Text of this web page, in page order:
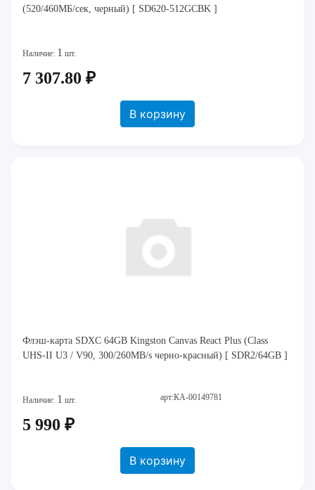
(520/460МБ/сек, черный) [ SD620-512GCBK ]
Наличие: 1 шт.
7 307.80 ₽
В корзину
Флэш-карта SDXC 64GB Kingston Canvas React Plus (Class
UHS-II U3 / V90, 300/260MB/s черно-красный) [ SDR2/64GB ]
Наличие: 1 шт. арт:КА-00149781
5 990 ₽
В корзину